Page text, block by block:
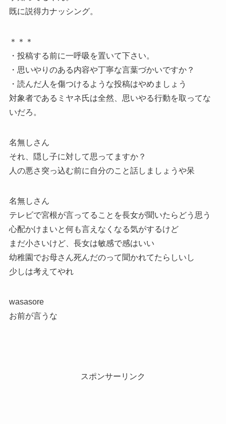
既に説得力ナッシング。
＊＊＊
・投稿する前に一呼吸を置いて下さい。
・思いやりのある内容や丁寧な言葉づかいですか？
・読んだ人を傷つけるような投稿はやめましょう
対象者であるミヤネ氏は全然、思いやる行動を取ってな
いだろ。
名無しさん
それ、隠し子に対して思ってますか？
人の悪さ突っ込む前に自分のこと話しましょうや呆
名無しさん
テレビで宮根が言ってることを長女が聞いたらどう思う
心配かけまいと何も言えなくなる気がするけど
まだ小さいけど、長女は敏感で感はいい
幼稚園でお母さん死んだのって聞かれてたらしいし
少しは考えてやれ
wasasore
お前が言うな
スポンサーリンク